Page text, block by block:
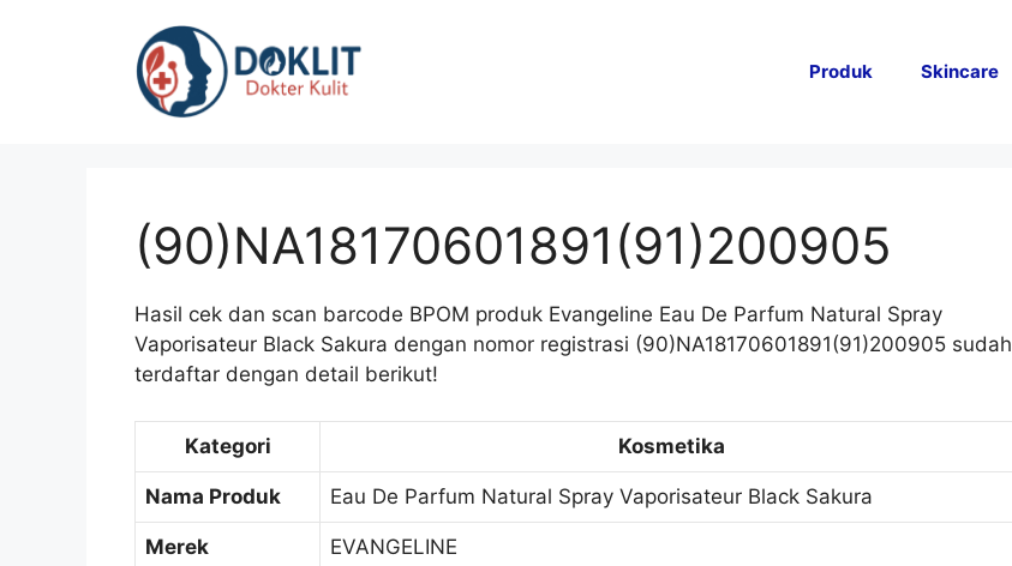
Produk Skincare
(90)NA18170601891(91)200905
Hasil cek dan scan barcode BPOM produk Evangeline Eau De Parfum Natural Spray
Vaporisateur Black Sakura dengan nomor registrasi (90)NA18170601891(91)200905 sudah
terdaftar dengan detail berikut!
Kategori Kosmetika
Nama Produk Eau De Parfum Natural Spray Vaporisateur Black Sakura
Merek EVANGELINE